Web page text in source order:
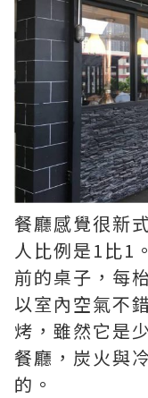
餐廳感覺很新
人比例是1比1
前的桌子，每
以室內空氣不
烤，雖然它是
餐廳，炭火與
的。